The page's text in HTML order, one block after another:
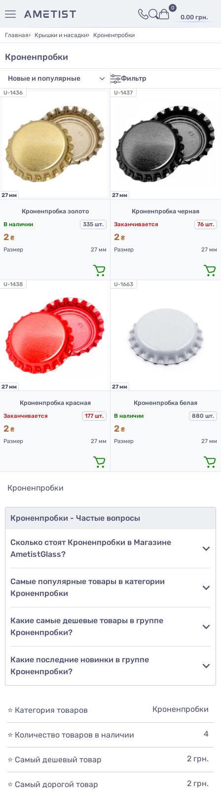
0.00 грн.
0
Главная Крышки и насадки Кроненпробки
Кроненпробки
Фильтр
U-1436
27 мм
Кроненпробка золото
В наличии 335 шт.
2 ₴
Размер
27 мм
U-1437
27 мм
Кроненпробка черная
Заканчивается 76 шт.
2 ₴
Размер
27 мм
U-1438
27 мм
Кроненпробка красная
Заканчивается 177 шт.
2 ₴
Размер
27 мм
U-1663
27 мм
Кроненпробка белая
В наличии 880 шт.
2 ₴
Размер
27 мм
Кроненпробки
Кроненпробки - Частые вопросы
Сколько стоят Кроненпробки в Магазине
AmetistGlass?
Самые популярные товары в категории
Кроненпробки
Какие самые дешевые товары в группе
Кроненпробки?
Какие последние новинки в группе
Кроненпробки?
⭐ Категория товаров Кроненпробки
⭐ Количество товаров в наличии 4
⭐ Самый дешевый товар 2 грн.
⭐ Самый дорогой товар 2 грн.